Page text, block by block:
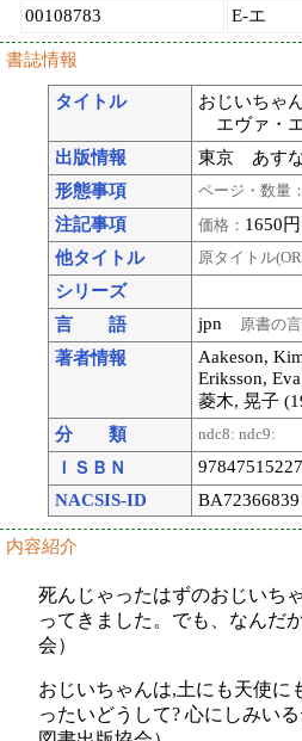
00108783 E-エ
書誌情報
タイトル
おじいちゃ
エヴァ・
出版情報
東京 あす
形態事項
ページ・数量
注記事項
価格： 1650円
他タイトル
原タイトル
シリーズ
言 語
jpn 原書の
著者情報
Aakeson,
Eriksson, Eva
菱木, 晃子
分 類 ndc8:ndc9:
ＩＳＢＮ
NACSIS-ID BA72366839
内容紹介
死んじゃったはずのおじいち
ってきました。でも、なんだ
会）
おじいちゃんは,土にも天使に
ったいどうして? 心にしみい